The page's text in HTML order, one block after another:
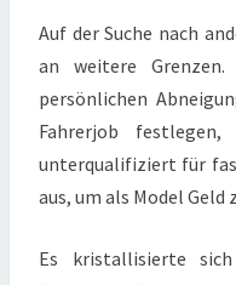
Auf der Suche nach
an weitere Grenzen.
persönlichen
Fahrerjob
unterqualifiziert für
aus, um als Model Geld
Es kristallisierte